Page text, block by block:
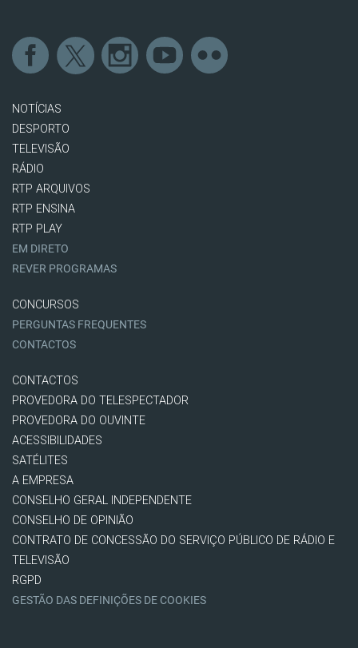
NOTÍCIAS
DESPORTO
TELEVISÃO
RÁDIO
RTP ARQUIVOS
RTP ENSINA
RTP PLAY
EM DIRETO
REVER PROGRAMAS
CONCURSOS
PERGUNTAS FREQUENTES
CONTACTOS
CONTACTOS
PROVEDORA DO TELESPECTADOR
PROVEDORA DO OUVINTE
ACESSIBILIDADES
SATÉLITES
A EMPRESA
CONSELHO GERAL INDEPENDENTE
CONSELHO DE OPINIÃO
CONTRATO DE CONCESSÃO DO SERVIÇO PÚBLICO DE RÁDIO E
TELEVISÃO
RGPD
GESTÃO DAS DEFINIÇÕES DE COOKIES